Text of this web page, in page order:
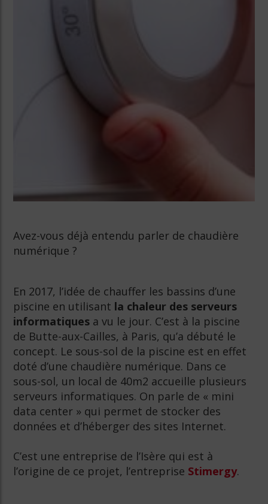
Avez-vous déjà entendu parler de chaudière
numérique ?
En 2017, l’idée de chauffer les bassins d’une
piscine en utilisant la chaleur des serveurs
informatiques a vu le jour. C’est à la piscine
de Butte-aux-Cailles, à Paris, qu’a débuté le
concept. Le sous-sol de la piscine est en effet
doté d’une chaudière numérique. Dans ce
sous-sol, un local de 40m2 accueille plusieurs
serveurs informatiques. On parle de « mini
data center » qui permet de stocker des
données et d’héberger des sites Internet.
C’est une entreprise de l’Isère qui est à
l’origine de ce projet, l’entreprise Stimergy.